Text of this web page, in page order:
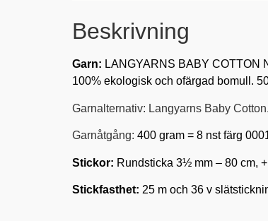
Beskrivning
Garn: LANGYARNS BABY COTTON
100% ekologisk och ofärgad bomull.
Garnalternativ: Langyarns Baby
Garnåtgång: 400 gram = 8 nst färg
Stickor: Rundsticka 3½ mm – 80 cm,
Stickfasthet: 25 m och 36 v